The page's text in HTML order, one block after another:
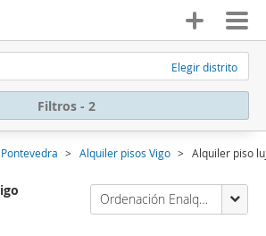
Elegir distrito
Filtros - 2
Alquiler pisos Vigo Alquiler piso
Ordenación Enalquiler